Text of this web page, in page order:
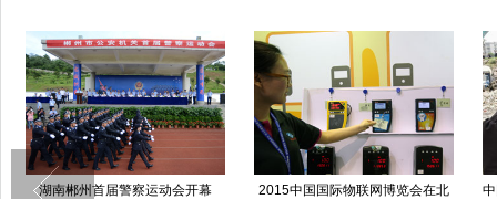
湖南郴州首届警察运动会开幕
2015中国国际物联网博览会在北